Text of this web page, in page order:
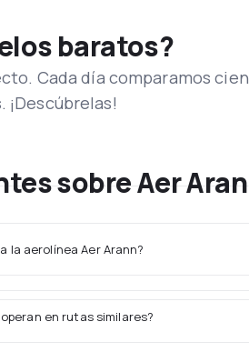
baratos?
Cada día comparamos
sobre Aer
la aerolínea Aer Arann?
en rutas similares?